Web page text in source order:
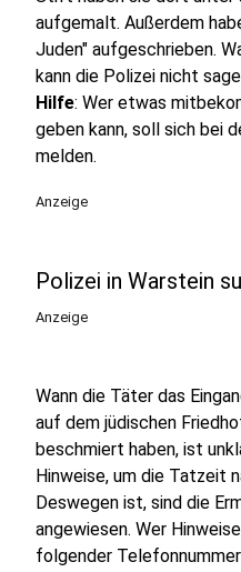
aufgemalt. Außerdem
Juden" aufgeschrieben.
kann die Polizei nicht
Hilfe: Wer etwas
geben kann, soll sich bei
melden.
Anzeige
Polizei in Warstein
Anzeige
Wann die Täter das
auf dem jüdischen
beschmiert haben, ist
Hinweise, um die Tatzeit
Deswegen ist, sind die
angewiesen. Wer
folgender